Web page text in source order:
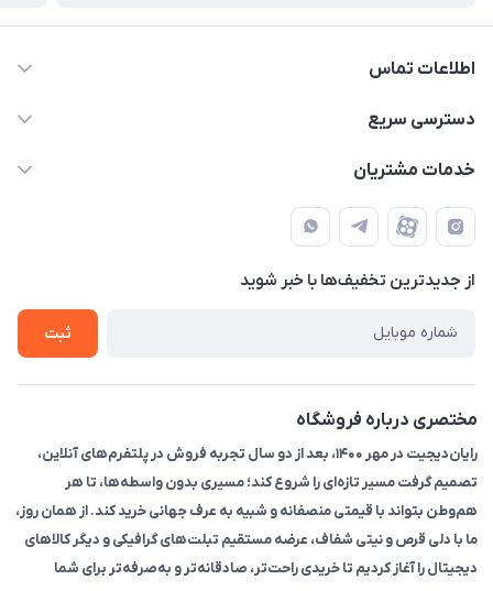
اطلاعات تماس
۰۲۱91095320 - 09120057355 - 09915561288
حضوری از قبل با پشتیبان های فروشگاه هماهنگ کنید)
دسترسی سریع
حساب کاربری
لیست محصولات
تماس با ما
خدمات مشتریان
قوانین و مقررات
حریم خصوصی
راهنما
از جدید‌ترین تخفیف‌ها با‌ خبر شوید
ثبت
مختصری درباره فروشگاه
رایان‌دیجیت در مهر ۱۴۰۰، بعد از دو سال تجربه فروش در پلتفرم‌های آنلاین،
تصمیم گرفت مسیر تازه‌ای را شروع کند؛ مسیری بدون واسطه‌ها، تا هر
هم‌وطن بتواند با قیمتی منصفانه و شبیه به عرف جهانی خرید کند. از همان روز،
ما با دلی قرص و نیتی شفاف، عرضه مستقیم تبلت‌های گرافیکی و دیگر کالاهای
دیجیتال را آغاز کردیم تا خریدی راحت‌تر، صادقانه‌تر و به‌صرفه‌تر برای شما